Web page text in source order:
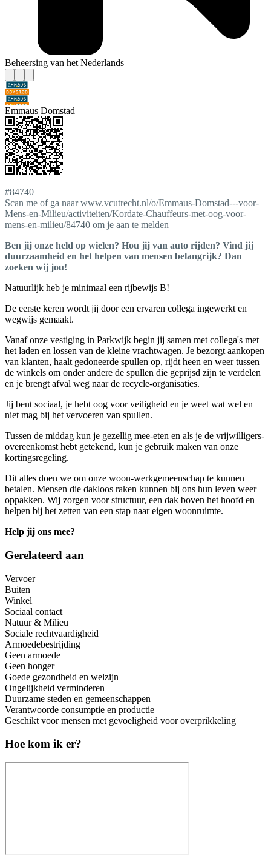
Beheersing van het Nederlands
Emmaus Domstad
#84740
Scan me of ga naar www.vcutrecht.nl/o/Emmaus-Domstad---voor-
Mens-en-Milieu/activiteiten/Kordate-Chauffeurs-met-oog-voor-
mens-en-milieu/84740 om je aan te melden
Ben jij onze held op wielen? Hou jij van auto rijden? Vind jij
duurzaamheid en het helpen van mensen belangrijk? Dan
zoeken wij jou!
Natuurlijk heb je minimaal een rijbewijs B!
De eerste keren wordt jij door een ervaren collega ingewerkt en
wegwijs gemaakt.
Vanaf onze vestiging in Parkwijk begin jij samen met collega's met
het laden en lossen van de kleine vrachtwagen. Je bezorgt aankopen
van klanten, haalt gedoneerde spullen op, rijdt heen en weer tussen
de winkels om onder andere de spullen die geprijsd zijn te verdelen
en je brengt afval weg naar de recycle-organisaties.
Jij bent sociaal, je hebt oog voor veiligheid en je weet wat wel en
niet mag bij het vervoeren van spullen.
Tussen de middag kun je gezellig mee-eten en als je de vrijwilligers-
overeenkomst hebt getekend, kun je gebruik maken van onze
kortingsregeling.
Dit alles doen we om onze woon-werkgemeenschap te kunnen
betalen. Mensen die dakloos raken kunnen bij ons hun leven weer
oppakken. Wij zorgen voor structuur, een dak boven het hoofd en
helpen bij het zetten van een stap naar eigen woonruimte.
Help jij ons mee?
Gerelateerd aan
Vervoer
Buiten
Winkel
Sociaal contact
Natuur & Milieu
Sociale rechtvaardigheid
Armoedebestrijding
Geen armoede
Geen honger
Goede gezondheid en welzijn
Ongelijkheid verminderen
Duurzame steden en gemeenschappen
Verantwoorde consumptie en productie
Geschikt voor mensen met gevoeligheid voor overprikkeling
Hoe kom ik er?